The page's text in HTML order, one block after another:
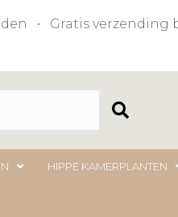
• Gratis verzending
HIPPE KAMERPLANTEN